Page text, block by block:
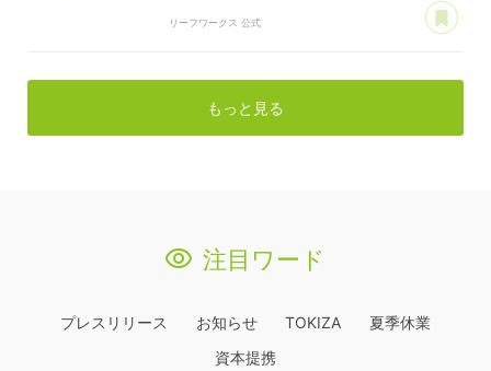
リーフワークス 公式
もっと見る
注目ワード
プレスリリース お知らせ TOKIZA
夏季休業
資本提携